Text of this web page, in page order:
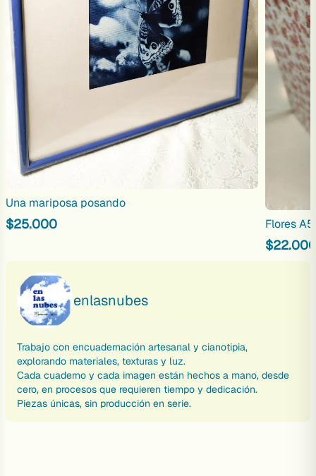
Una mariposa posando
$25.000 Flores A5
$
enlasnubes
Trabajo con encuadernación artesanal y cianotipia,
explorando materiales, texturas y luz.
Cada cuaderno y cada imagen están hechos a mano, desde
cero, en procesos que requieren tiempo y dedicación.
Piezas únicas, sin producción en serie.